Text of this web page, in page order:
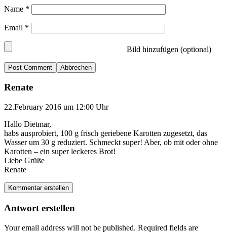
Name *
Email *
Bild hinzufügen (optional)
Abbrechen
Renate
22.February 2016 um 12:00 Uhr
Hallo Dietmar,
habs ausprobiert, 100 g frisch geriebene Karotten zugesetzt, das
Wasser um 30 g reduziert. Schmeckt super! Aber, ob mit oder ohne
Karotten – ein super leckeres Brot!
Liebe Grüße
Renate
Kommentar erstellen
Antwort erstellen
Your email address will not be published. Required fields are